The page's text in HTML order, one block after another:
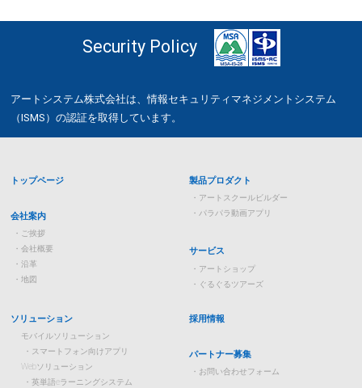
Security Policy
アートシステム株式会社は、情報セキュリティマネジメントシステム
（ISMS）の認証を取得しています。
トップページ
会社案内
ご挨拶
会社概要
沿革
地図
製品プロダクト
アートスクールビルダー
パラパラ動画アプリ
サービス
アートショップ
ぐるぐるツアーズ
ソリューション
モバイルソリューション
スマートフォン向けアプリ
Webソリューション
英単語eラーニングシステム
採用情報
パートナー募集
お問い合わせフォーム